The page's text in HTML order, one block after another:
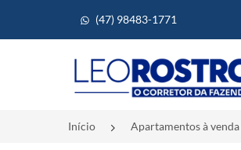
(47) 98483-1771
Página inicial
Início Apartamentos à venda